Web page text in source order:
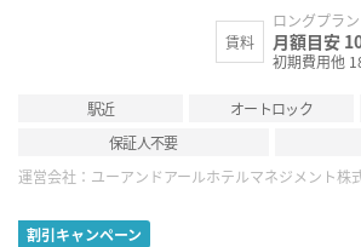
賃料
ロングプラン
月額目安
初期費用他
駅近 オートロック
保証人不要
運営会社： ユーアンドアールホテルマネジメント株
割引キャンペーン